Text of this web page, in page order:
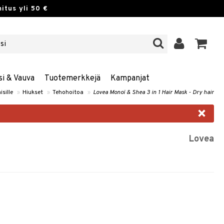
yli 50 €
& Vauva Tuotemerkkejä Kampanjat
» Hiukset » Tehohoitoa » Lovea Monoï & Shea 3 in 1 Hair Mask - Dry hair
×
Lovea